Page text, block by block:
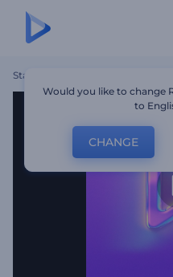
Startseite
Would you like to change
to
CHANGE